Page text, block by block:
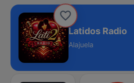
Latidos Radio
Alajuela